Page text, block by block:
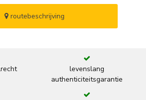
routebeschrijving
levenslang
authenticiteitsgarantie